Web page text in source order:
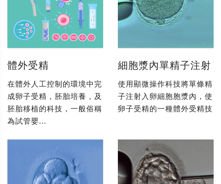
體外受精
在體外人工控制的環境中完
成卵子受精，胚胎培養，及
胚胎移植的科技，一般俗稱
為試管嬰...
細胞漿內單精子注射
使用顯微操作科技將單條精
子注射入卵細胞胞漿內，使
卵子受精的一種體外受精技